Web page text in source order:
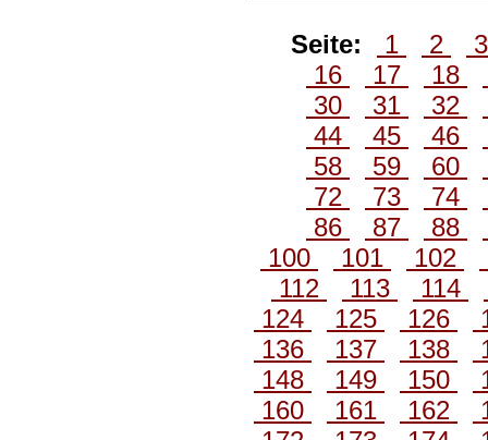
Seite: 1 2
16
17 18
30
31 32
44
45 46
58
59 60
72
73 74
86
87 88
100
101 102
112
113 114
124
125 126
136
137 138
148
149 150
160
161 162